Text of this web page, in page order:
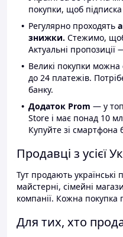
покупки, щоб
Регулярно проходять
знижки. Стежимо,
Актуальні пропозиції
Великі покупки можна
до 24 платежів.
банку.
Додаток Prom — у
Store і має понад 10
Купуйте зі смартфона
Продавці з усієї
Тут продають українські
майстерні, сімейні
компанії. Кожна покупка
Для тих, хто